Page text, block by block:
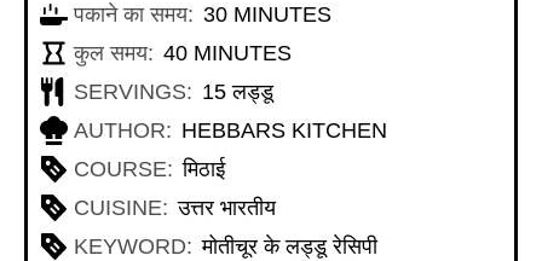
पकाने का समय: 30MINUTES
MINUTES
कुल समय: 40MINUTES
MINUTES
SERVINGS: 15 लड्डू
AUTHOR: HEBBARS KITCHEN
COURSE: मिठाई
CUISINE: उत्तर भारतीय
KEYWORD: मोतीचूर के लड्डू रेसिपी